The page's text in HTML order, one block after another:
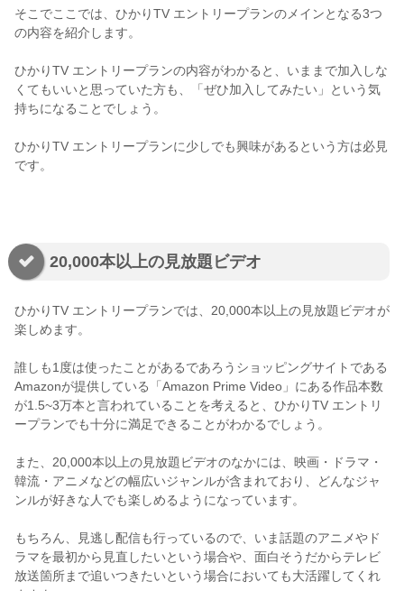
そこでここでは、ひかりTV エントリープランのメインとなる3つ
の内容を紹介します。
ひかりTV エントリープランの内容がわかると、いままで加入しな
くてもいいと思っていた方も、「ぜひ加入してみたい」という気
持ちになることでしょう。
ひかりTV エントリープランに少しでも興味があるという方は必見
です。
20,000本以上の見放題ビデオ
ひかりTV エントリープランでは、20,000本以上の見放題ビデオが
楽しめます。
誰しも1度は使ったことがあるであろうショッピングサイトである
Amazonが提供している「Amazon Prime Video」にある作品本数
が1.5~3万本と言われていることを考えると、ひかりTV エントリ
ープランでも十分に満足できることがわかるでしょう。
また、20,000本以上の見放題ビデオのなかには、映画・ドラマ・
韓流・アニメなどの幅広いジャンルが含まれており、どんなジャ
ンルが好きな人でも楽しめるようになっています。
もちろん、見逃し配信も行っているので、いま話題のアニメやド
ラマを最初から見直したいという場合や、面白そうだからテレビ
放送箇所まで追いつきたいという場合においても大活躍してくれ